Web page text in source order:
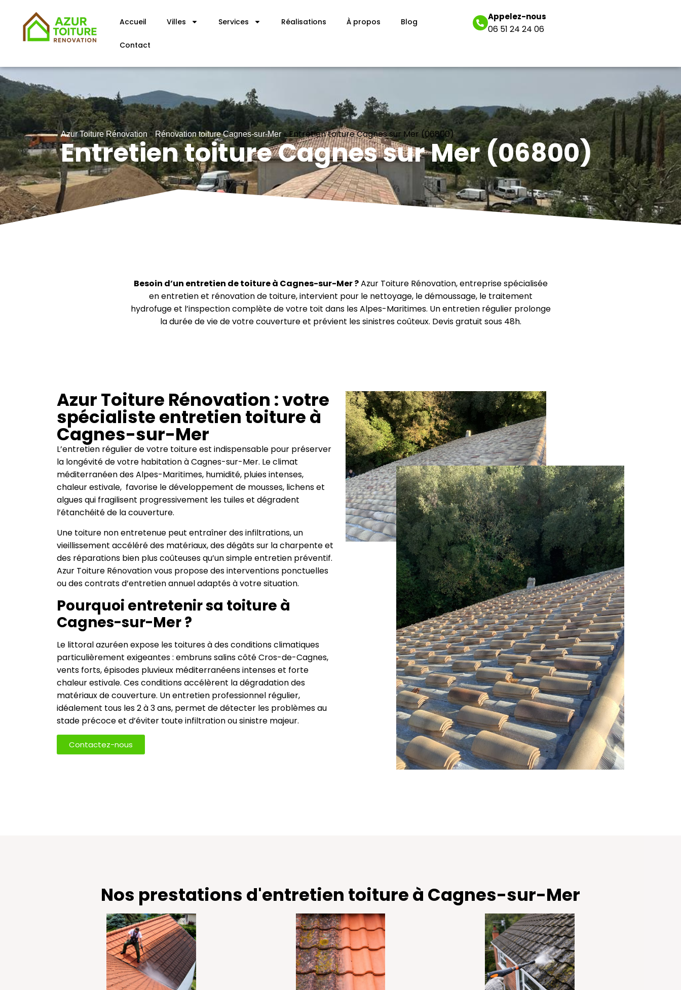
Accueil Villes Services Réalisations À propos Blog
Contact
Appelez-nous
06 51 24 24 06
Azur Toiture Rénovation» Rénovation toiture Cagnes-sur-Mer»Entretien toiture Cagnes sur Mer (06800)
Entretien toiture Cagnes sur Mer (06800)
Besoin d’un entretien de toiture à Cagnes-sur-Mer ?Azur Toiture Rénovation, entreprise spécialisée
en entretien et rénovation de toiture, intervient pour le nettoyage, le démoussage, le traitement
hydrofuge et l’inspection complète de votre toit dans les Alpes-Maritimes. Un entretien régulier prolonge
la durée de vie de votre couverture et prévient les sinistres coûteux. Devis gratuit sous 48h.
Azur Toiture Rénovation : votre
spécialiste entretien toiture à
Cagnes-sur-Mer
L’entretien régulier de votre toiture est indispensable pour préserver
la longévité de votre habitation à Cagnes-sur-Mer. Le climat
méditerranéen des Alpes-Maritimes, humidité, pluies intenses,
chaleur estivale, favorise le développement de mousses, lichens et
algues qui fragilisent progressivement les tuiles et dégradent
l’étanchéité de la couverture.
Une toiture non entretenue peut entraîner des infiltrations, un
vieillissement accéléré des matériaux, des dégâts sur la charpente et
des réparations bien plus coûteuses qu’un simple entretien préventif.
Azur Toiture Rénovation vous propose des interventions ponctuelles
ou des contrats d’entretien annuel adaptés à votre situation.
Pourquoi entretenir sa toiture à
Cagnes-sur-Mer ?
Le littoral azuréen expose les toitures à des conditions climatiques
particulièrement exigeantes : embruns salins côté Cros-de-Cagnes,
vents forts, épisodes pluvieux méditerranéens intenses et forte
chaleur estivale. Ces conditions accélèrent la dégradation des
matériaux de couverture. Un entretien professionnel régulier,
idéalement tous les 2 à 3 ans, permet de détecter les problèmes au
stade précoce et d’éviter toute infiltration ou sinistre majeur.
Contactez-nous
Nos prestations d'entretien toiture à Cagnes-sur-Mer